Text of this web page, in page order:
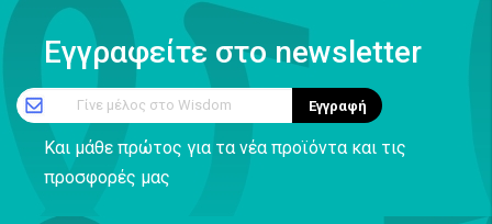
Εγγραφείτε στο newsletter
Γίνε μέλος στο Wisdom Εγγραφή
Και μάθε πρώτος για τα νέα προϊόντα και τις
προσφορές μας